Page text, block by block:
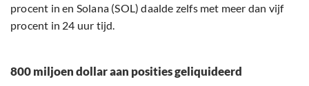
procent in en Solana (SOL) daalde zelfs met meer dan vijf
procent in 24 uur tijd.
800 miljoen dollar aan posities geliquideerd